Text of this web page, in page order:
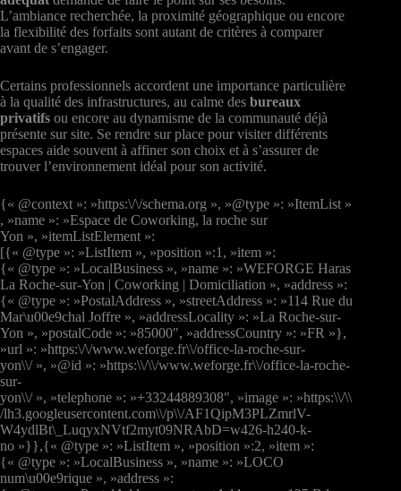
L’ambiance recherchée, la proximité géographique ou encore
la flexibilité des forfaits sont autant de critères à comparer
avant de s’engager.
Certains professionnels accordent une importance particulière
à la qualité des infrastructures, au calme des bureaux
privatifs ou encore au dynamisme de la communauté déjà
présente sur site. Se rendre sur place pour visiter différents
espaces aide souvent à affiner son choix et à s’assurer de
trouver l’environnement idéal pour son activité.
{« @context »: »https:\/\/schema.org », »@type »: »ItemList »
, »name »: »Espace de Coworking, la roche sur
Yon », »itemListElement »:
[{« @type »: »ListItem », »position »:1, »item »:
{« @type »: »LocalBusiness », »name »: »WEFORGE Haras
La Roche-sur-Yon | Coworking | Domiciliation », »address »:
{« @type »: »PostalAddress », »streetAddress »: »114 Rue du
Mar\u00e9chal Joffre », »addressLocality »: »La Roche-sur-
Yon », »postalCode »: »85000″, »addressCountry »: »FR »},
»url »: »https:\/\/www.weforge.fr\\/office-la-roche-sur-
yon\\/ », »@id »: »https:\\/\\/www.weforge.fr\\/office-la-roche-
sur-
yon\\/ », »telephone »: »+33244889308″, »image »: »https:\\/\\
/lh3.googleusercontent.com\\/p\\/AF1QipM3PLZmrlV-
W4ydlBt\_LuqyxNVtf2myt09NRAbD=w426-h240-k-
no »}},{« @type »: »ListItem », »position »:2, »item »:
{« @type »: »LocalBusiness », »name »: »LOCO
num\u00e9rique », »address »: